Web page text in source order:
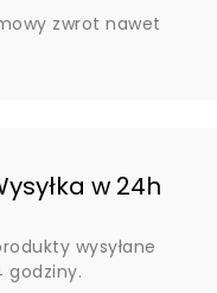
zwrot nawet
w 24h
wysyłane
godziny.